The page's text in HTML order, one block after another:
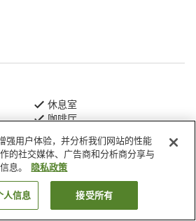
休息室
咖啡厅
长崎 Nagomi no Yado Origami
搜索客房
强用户体验，并分析我们网站的性能
的社交媒体、广告商和分析商分享与
息。
隐私政策
人信息 接受所有